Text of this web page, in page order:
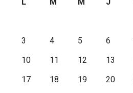
3
4 5 6
10
11 12 13
17
18 19 20